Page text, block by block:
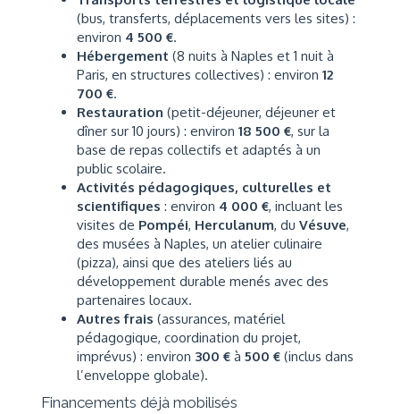
(bus, transferts, déplacements vers les sites) :
environ 4 500 €.
Hébergement (8 nuits à Naples et 1 nuit à
Paris, en structures collectives) : environ 12
700 €.
Restauration (petit-déjeuner, déjeuner et
dîner sur 10 jours) : environ 18 500 €, sur la
base de repas collectifs et adaptés à un
public scolaire.
Activités pédagogiques, culturelles et
scientifiques : environ 4 000 €, incluant les
visites de Pompéi, Herculanum, du Vésuve,
des musées à Naples, un atelier culinaire
(pizza), ainsi que des ateliers liés au
développement durable menés avec des
partenaires locaux.
Autres frais (assurances, matériel
pédagogique, coordination du projet,
imprévus) : environ 300 € à 500 € (inclus dans
l’enveloppe globale).
Financements déjà mobilisés